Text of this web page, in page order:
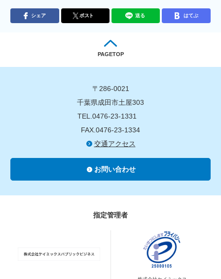
シェア ポスト 送る はてぶ
PAGETOP
〒286-0021
千葉県成田市土屋303
TEL.0476-23-1331
FAX.0476-23-1334
交通アクセス
お問い合わせ
指定管理者